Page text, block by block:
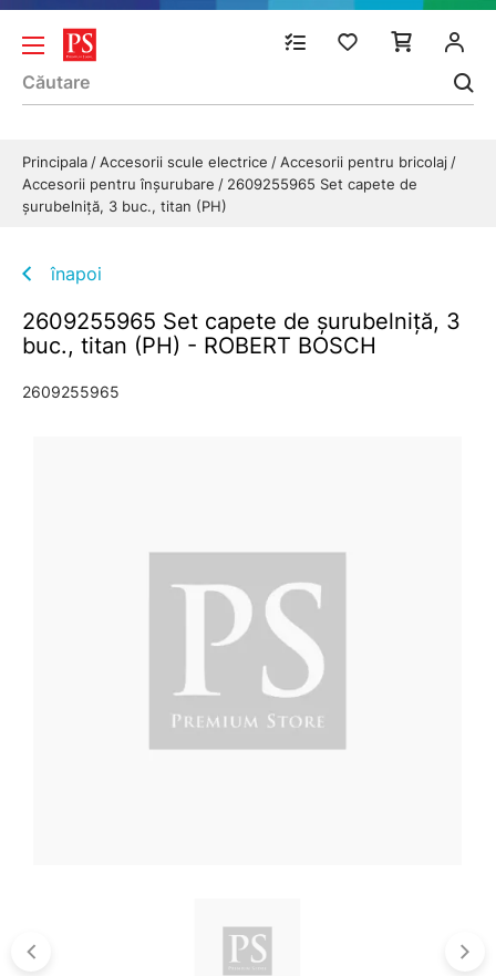
Principala Accesorii scule electrice
Accesorii pentru bricolaj
Accesorii pentru înșurubare
2609255965 Set capete de
şurubelniţă, 3 buc., titan (PH)
înapoi
2609255965 Set capete de şurubelniţă, 3
buc., titan (PH) - ROBERT BOSCH
2609255965